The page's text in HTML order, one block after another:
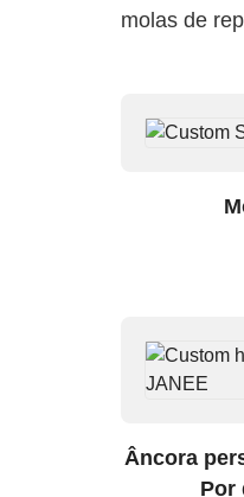
molas de
Âncora
Por